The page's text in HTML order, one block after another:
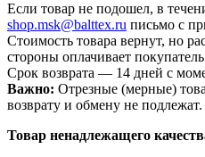
Если товар не подошел, в
shop.msk@balttex.ru письмо с
Стоимость товара вернут, но
стороны оплачивает
Срок возврата — 14 дней с
Важно: Отрезные (мерные)
возврату и обмену не подлежат.
Товар ненадлежащего